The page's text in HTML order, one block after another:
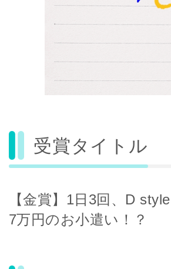
受賞タイトル
【金賞】1日3回、D
7万円のお小遣い！？